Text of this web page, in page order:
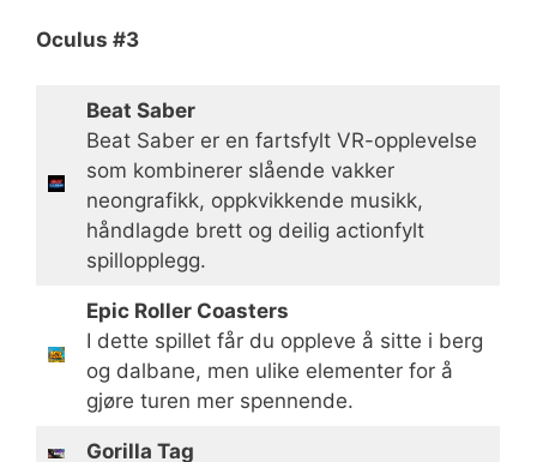
Oculus #3
Beat Saber
Beat Saber er en fartsfylt VR-opplevelse
som kombinerer slående vakker
neongrafikk, oppkvikkende musikk,
håndlagde brett og deilig actionfylt
spillopplegg.
Epic Roller Coasters
I dette spillet får du oppleve å sitte i berg
og dalbane, men ulike elementer for å
gjøre turen mer spennende.
Gorilla Tag